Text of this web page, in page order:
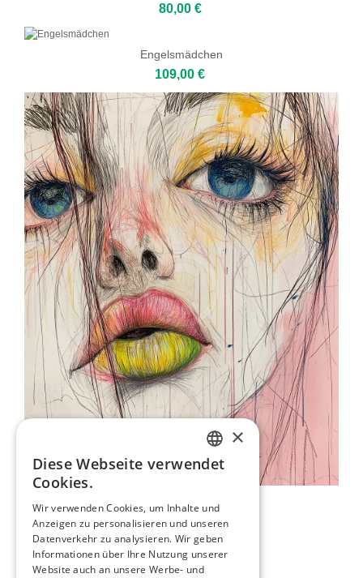
80,00 €
Engelsmädchen
109,00 €
80,00 €
Junges Mädchen Auf Farben
ENGLISH
GERMAN
FRENCH
×
Diese Webseite verwendet
Cookies.
Wir verwenden Cookies, um Inhalte und
Anzeigen zu personalisieren und unseren
Datenverkehr zu analysieren. Wir geben
Informationen über Ihre Nutzung unserer
Website auch an unsere Werbe- und